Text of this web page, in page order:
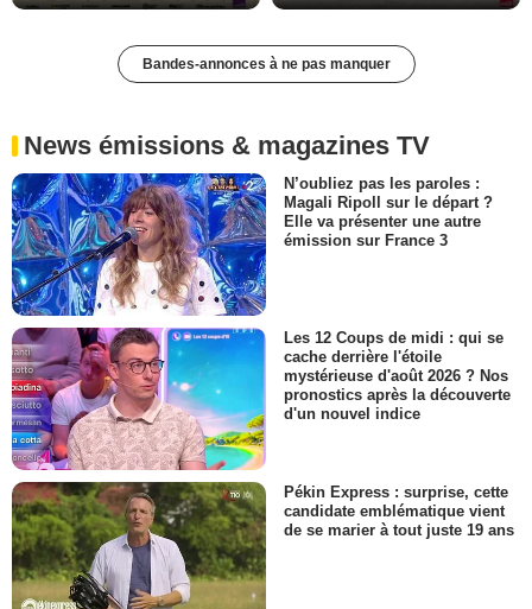
Bandes-annonces à ne pas manquer
News émissions & magazines TV
N’oubliez pas les paroles :
Magali Ripoll sur le départ ?
Elle va présenter une autre
émission sur France 3
Les 12 Coups de midi : qui se
cache derrière l'étoile
mystérieuse d'août 2026 ? Nos
pronostics après la découverte
d'un nouvel indice
Pékin Express : surprise, cette
candidate emblématique vient
de se marier à tout juste 19 ans